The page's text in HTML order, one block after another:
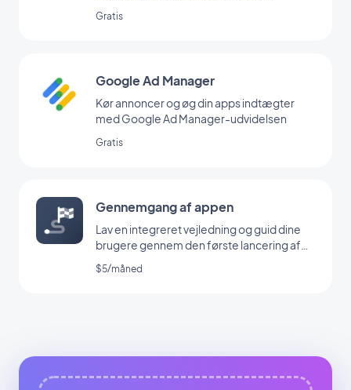
Gratis
Google Ad Manager
Kør annoncer og øg din apps indtægter
med Google Ad Manager-udvidelsen
Gratis
Gennemgang af appen
Lav en integreret vejledning og guid dine
brugere gennem den første lancering af
din app
$5/måned